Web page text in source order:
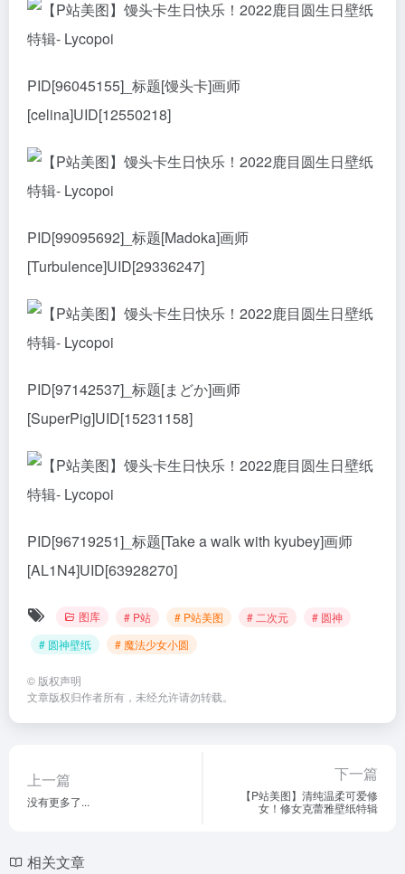
PID[96045155]_标题[馒头卡]画师
[celina]UID[12550218]
PID[99095692]_标题[Madoka]画师
[Turbulence]UID[29336247]
PID[97142537]_标题[まどか]画师
[SuperPig]UID[15231158]
PID[96719251]_标题[Take a walk with kyubey]画师
[AL1N4]UID[63928270]
图库 # P站 # P站美图 # 二次元
# 圆神
# 圆神壁纸
# 魔法少女小圆
© 版权声明
文章版权归作者所有，未经允许请勿转载。
上一篇
没有更多了...
下一篇
【P站美图】清纯温柔可爱修
女！修女克蕾雅壁纸特辑
相关文章